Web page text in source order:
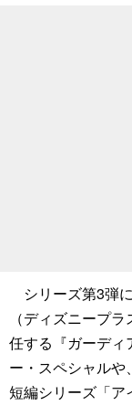
シリーズ第3弾
（ディズニープ
任する『ガーディ
ー・スペシャル
短編シリーズ「ア